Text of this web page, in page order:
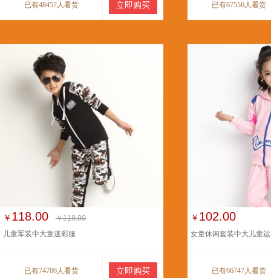
已有48457人看货 立即购买 已有67556人看货
￥ 118.00
￥118.00
儿童军装中大童迷彩服
已有74706人看货 立即购买
￥ 102.00
女童休闲套装中大儿童
已有66747人看货